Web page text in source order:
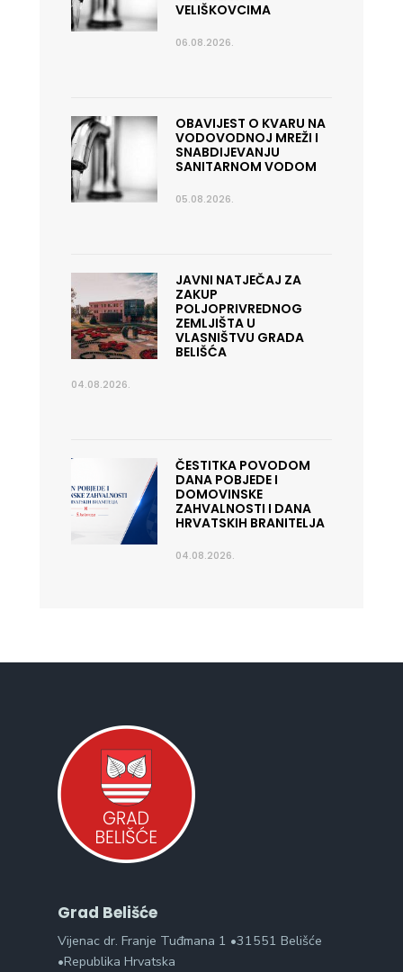
VELIŠKOVCIMA
06.08.2026.
OBAVIJEST O KVARU NA
VODOVODNOJ MREŽI I
SNABDIJEVANJU
SANITARNOM VODOM
05.08.2026.
JAVNI NATJEČAJ ZA
ZAKUP
POLJOPRIVREDNOG
ZEMLJIŠTA U
VLASNIŠTVU GRADA
BELIŠĆA
04.08.2026.
ČESTITKA POVODOM
DANA POBJEDE I
DOMOVINSKE
ZAHVALNOSTI I DANA
HRVATSKIH BRANITELJA
04.08.2026.
Grad Belišće
Vijenac dr. Franje Tuđmana 1 •31551 Belišće
•Republika Hrvatska